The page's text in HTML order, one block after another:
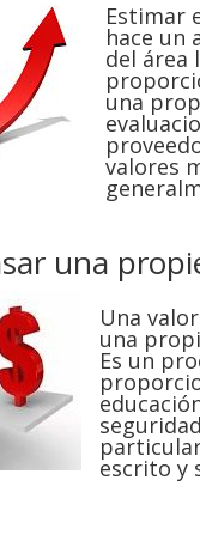
Estimar
hace un
del área
una
valores
una
Una
una
Es un
escrito y